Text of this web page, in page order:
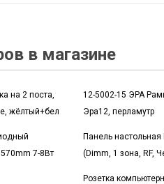
в магазине
на 2 поста,
жёлтый+бел
570mm 7-8Вт
12-5002-15 ЭРА
Эра12, перламутр
Панель настольная
(Dimm, 1 зона, RF,
Розетка